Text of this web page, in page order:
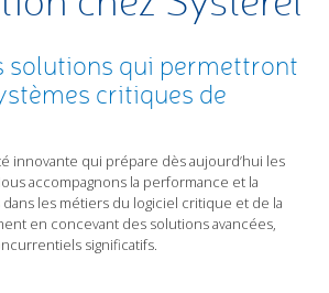
solutions qui permettront
critiques de
innovante qui prépare dès aujourd’hui les
accompagnons la performance et la
les métiers du logiciel critique et de la
en concevant des solutions avancées,
significatifs.